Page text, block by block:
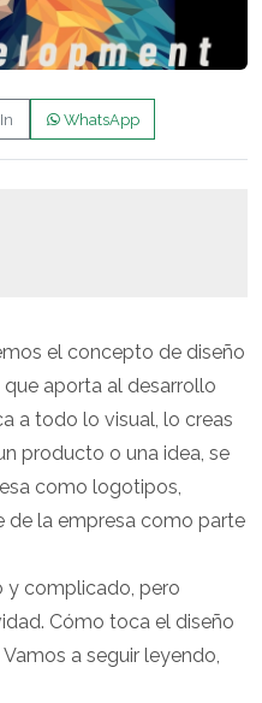
WhatsApp
el concepto de diseño
aporta al desarrollo
a todo lo visual, lo creas
producto o una idea, se
como logotipos,
de la empresa como parte
y complicado, pero
Cómo toca el diseño
a seguir leyendo,